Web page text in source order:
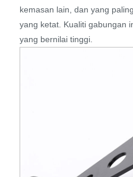
kemasan lain, dan yang
yang ketat. Kualiti gabungan
yang bernilai tinggi.